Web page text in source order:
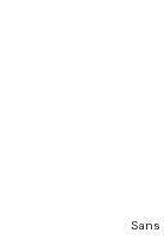
Sans